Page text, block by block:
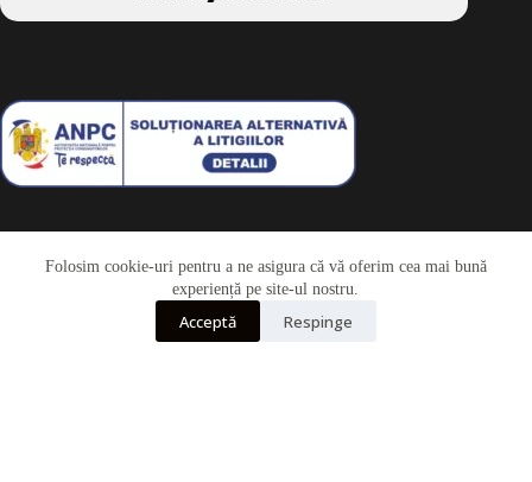
Folosim cookie-uri pentru a ne asigura că vă oferim cea mai bună
experiență pe site-ul nostru.
Acceptă Respinge
Drepturi de autor © 2026 - Dkbike.ropowered by